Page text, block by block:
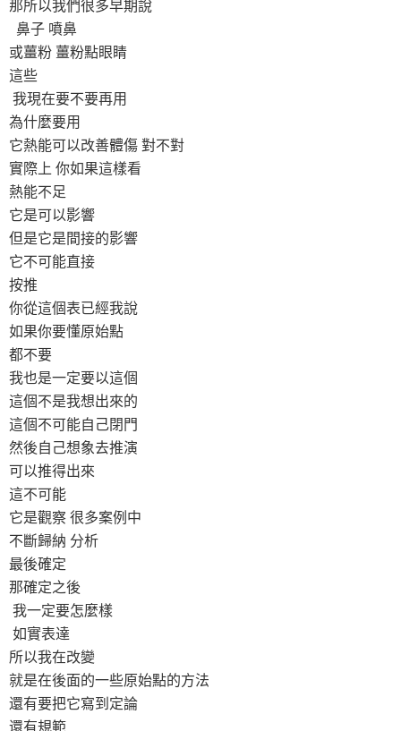
那所以我們很多早期說
鼻子 噴鼻
或薑粉 薑粉點眼睛
這些
我現在要不要再用
為什麼要用
它熱能可以改善體傷 對不對
實際上 你如果這樣看
熱能不足
它是可以影響
但是它是間接的影響
它不可能直接
按推
你從這個表已經我說
如果你要懂原始點
都不要
我也是一定要以這個
這個不是我想出來的
這個不可能自己閉門
然後自己想象去推演
可以推得出來
這不可能
它是觀察 很多案例中
不斷歸納 分析
最後確定
那確定之後
我一定要怎麼樣
如實表達
所以我在改變
就是在後面的一些原始點的方法
還有要把它寫到定論
還有規範